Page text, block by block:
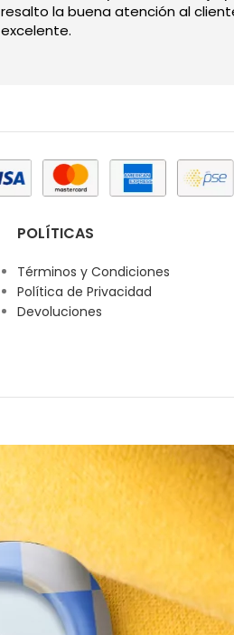
resalto la buena atención al
excelente.
POLÍTICAS
Términos y Condiciones
Política de Privacidad
Devoluciones